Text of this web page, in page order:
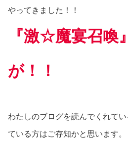
やってきました！！
『激☆魔宴召喚
が！！
わたしのブログを読んでくれて
ている方はご存知かと思います。